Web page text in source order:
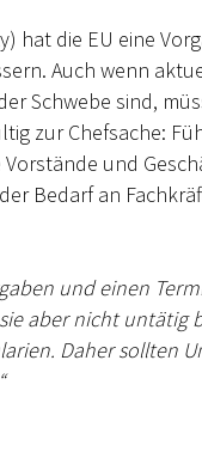
hat die EU eine
Auch wenn
Schwebe sind,
zur Chefsache:
und
Bedarf an
und einen
aber nicht untätig
Daher sollten